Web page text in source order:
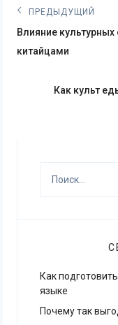
Навигация
по
записям
ПРЕДЫДУЩИЙ
Previous
post:
Влияние
китайцами
Next
Как культ
Как
языке
Почему так